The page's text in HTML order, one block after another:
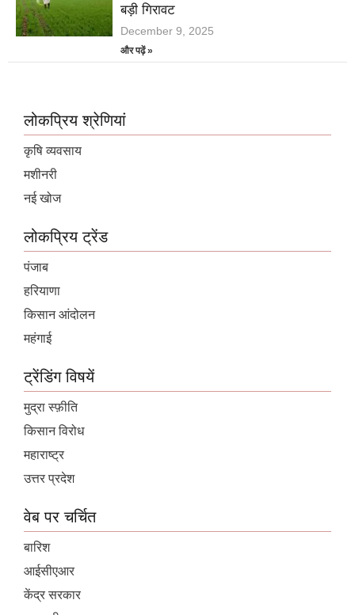
बड़ी गिरावट
December 9, 2025
और पढ़ें »
लोकप्रिय श्रेणियां
कृषि व्यवसाय
मशीनरी
नई खोज
लोकप्रिय ट्रेंड
पंजाब
हरियाणा
किसान आंदोलन
महंगाई
ट्रेंडिंग विषयें
मुद्रा स्फ़ीति
किसान विरोध
महाराष्ट्र
उत्तर प्रदेश
वेब पर चर्चित
बारिश
आईसीएआर
केंद्र सरकार